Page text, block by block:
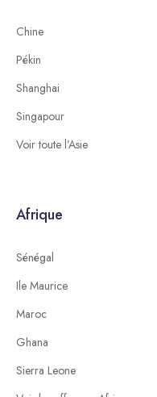
Chine
Pékin
Shanghai
Singapour
Voir toute l’Asie
Afrique
Sénégal
Ile Maurice
Maroc
Ghana
Sierra Leone